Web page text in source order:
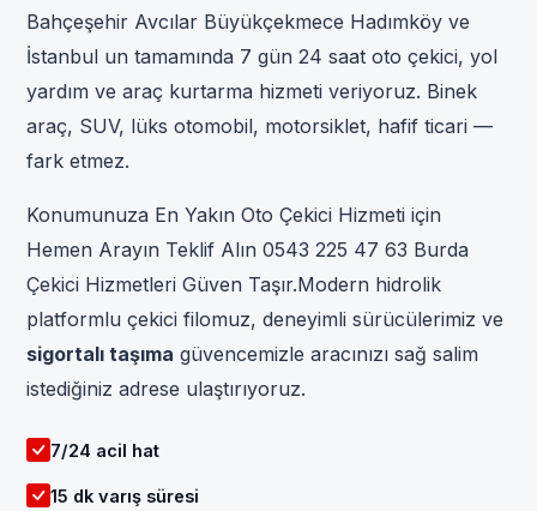
Bahçeşehir Avcılar Büyükçekmece Hadımköy ve
İstanbul un tamamında 7 gün 24 saat oto çekici, yol
yardım ve araç kurtarma hizmeti veriyoruz. Binek
araç, SUV, lüks otomobil, motorsiklet, hafif ticari —
fark etmez.
Konumunuza En Yakın Oto Çekici Hizmeti için
Hemen Arayın Teklif Alın 0543 225 47 63 Burda
Çekici Hizmetleri Güven Taşır.Modern hidrolik
platformlu çekici filomuz, deneyimli sürücülerimiz ve
sigortalı taşıma güvencemizle aracınızı sağ salim
istediğiniz adrese ulaştırıyoruz.
7/24 acil hat
15 dk varış süresi